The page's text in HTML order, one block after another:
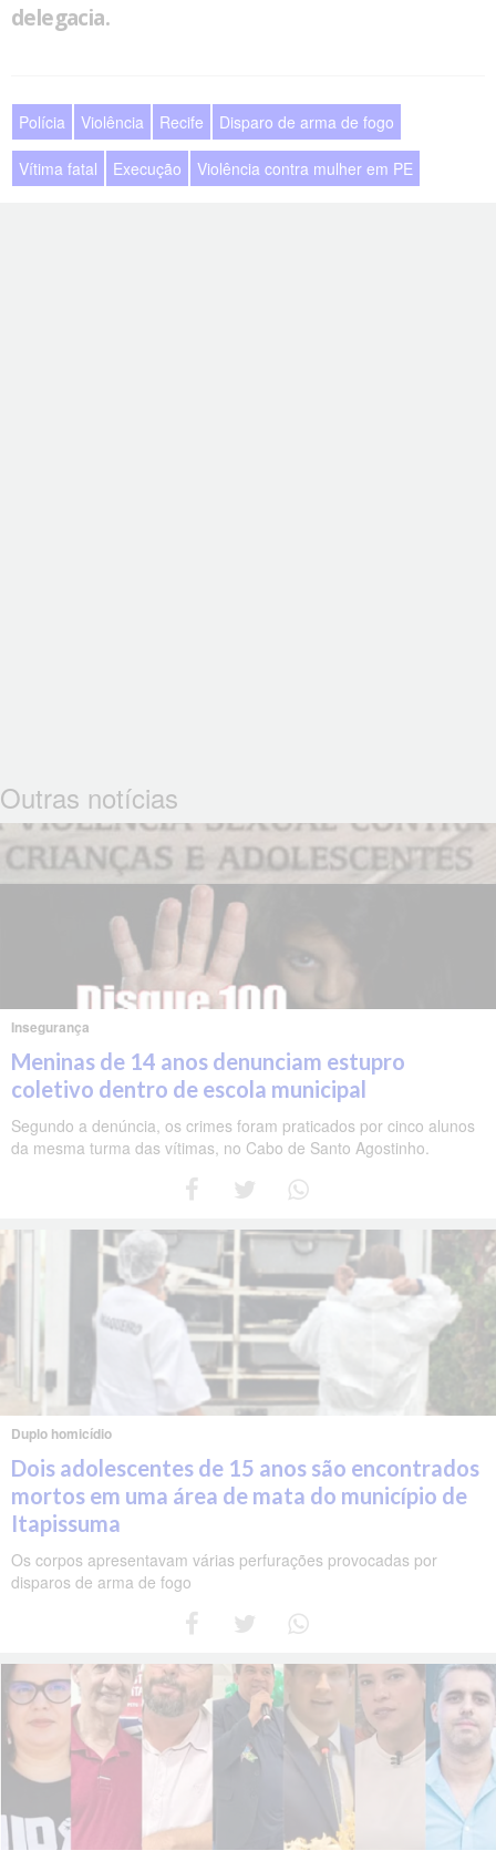
delegacia.
Polícia Violência Recife Disparo de arma de fogo
Vítima fatal Execução Violência contra mulher em PE
Outras notícias
Insegurança
Meninas de 14 anos denunciam estupro
coletivo dentro de escola municipal
Segundo a denúncia, os crimes foram praticados por cinco alunos
da mesma turma das vítimas, no Cabo de Santo Agostinho.
Duplo homicídio
Dois adolescentes de 15 anos são encontrados
mortos em uma área de mata do município de
Itapissuma
Os corpos apresentavam várias perfurações provocadas por
disparos de arma de fogo